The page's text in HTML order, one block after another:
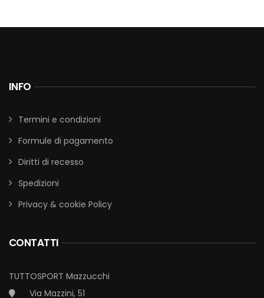
INFO
Termini e condizioni
Formule di pagamento
Diritti di recesso
Spedizioni
Privacy & cookie Policy
CONTATTI
TUTTOSPORT Mazzucchi
Via Mazzini, 51